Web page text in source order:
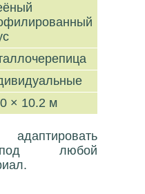
× 10.2 м
под любой